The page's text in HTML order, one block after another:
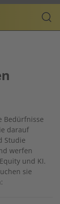
Bedürfnisse
darauf
Studie
werfen
und KI.
sie